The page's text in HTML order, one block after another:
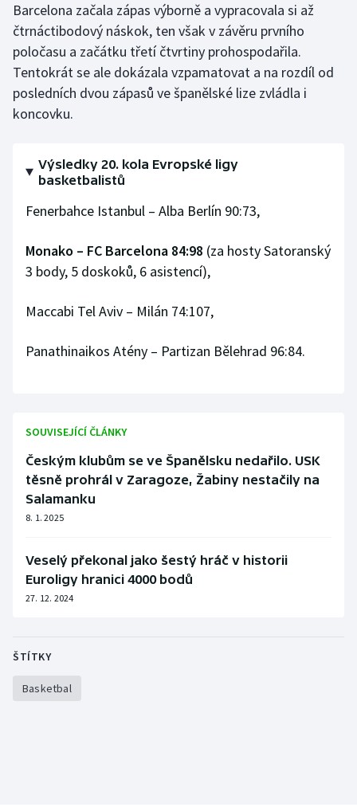
Lyže a snowboard
Moderní pětiboj
Motorsport
Parasport
Plavání
Plážový volejbal
Ragby
Rychlobruslení
Rychlostní kanoistika
Sportovní střelba
Stolní tenis
Vodní slalom
Ostatní
Barcelona začala zápas výborně a vypracovala si až
čtrnáctibodový náskok, ten však v závěru prvního
poločasu a začátku třetí čtvrtiny prohospodařila.
Tentokrát se ale dokázala vzpamatovat a na rozdíl od
posledních dvou zápasů ve španělské lize zvládla i
koncovku.
Výsledky 20. kola Evropské ligy
basketbalistů
Fenerbahce Istanbul – Alba Berlín 90:73,
Monako – FC Barcelona 84:98 (za hosty Satoranský
3 body, 5 doskoků, 6 asistencí),
Maccabi Tel Aviv – Milán 74:107,
Panathinaikos Atény – Partizan Bělehrad 96:84.
SOUVISEJÍCÍ ČLÁNKY
Českým klubům se ve Španělsku nedařilo. USK
těsně prohrál v Zaragoze, Žabiny nestačily na
Salamanku
8. 1. 2025
Veselý překonal jako šestý hráč v historii
Euroligy hranici 4000 bodů
27. 12. 2024
ŠTÍTKY
Basketbal